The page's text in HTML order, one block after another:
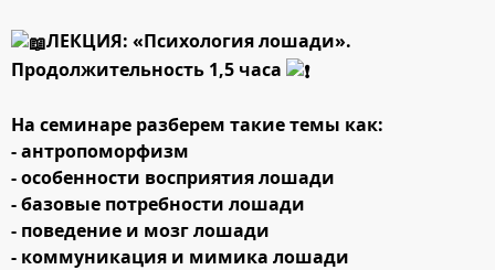
ЛЕКЦИЯ: «Психология лошади».
Продолжительность 1,5 часа
На семинаре разберем такие темы как:
- антропоморфизм
- особенности восприятия лошади
- базовые потребности лошади
- поведение и мозг лошади
- коммуникация и мимика лошади